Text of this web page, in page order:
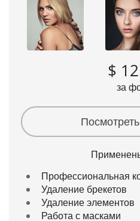
$
за
Профессиональная
Удаление брекетов
Удаление элементов
Работа с масками